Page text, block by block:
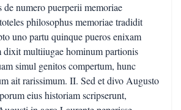
numero puerperii memoriae
philosophus memoriae tradidit
uno partu quinque pueros enixam
dixit multiiugae hominum partionis
simul genitos compertum, hunc
ait rarissimum. II. Sed et divo Augusto
eius historiam scripserunt,